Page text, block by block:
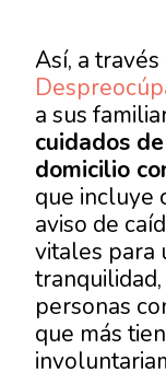
Así, a
a sus
cuidados
domicilio
que incluye
aviso de
vitales para
personas
que más